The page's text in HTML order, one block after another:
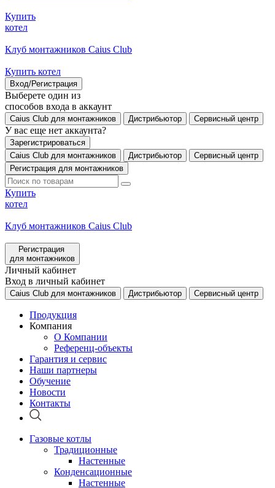
Купить
котел
Клуб монтажников Caius Club
Купить котел
Вход/Регистрация
Выберете один из
способов входа в аккаунт
Caius Club для монтажников Дистрибьютор Сервисный центр
У вас еще нет аккаунта?
Зарегистрироваться
Caius Club для монтажников
Дистрибьютор
Сервисный центр
Регистрация для монтажников
Купить
котел
Клуб монтажников Caius Club
Регистрация
для монтажников
Личный кабинет
Вход в личный кабинет
Caius Club для монтажников Дистрибьютор Сервисный центр
Продукция
Компания
О Компании
Референц-объекты
Гарантия и сервис
Наши партнеры
Обучение
Новости
Контакты
Газовые котлы
Традиционные
Настенные
Конденсационные
Настенные